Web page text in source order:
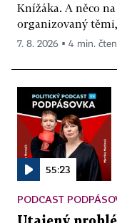
Knížáka. A něco
organizovaný
7. 8. 2026 ▪ 4 min.
55:23
PODCAST